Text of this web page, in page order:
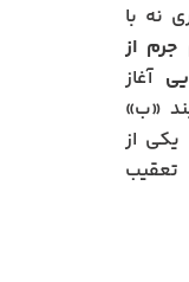
نه با
جرم از
آغاز
«ب»
یکی از